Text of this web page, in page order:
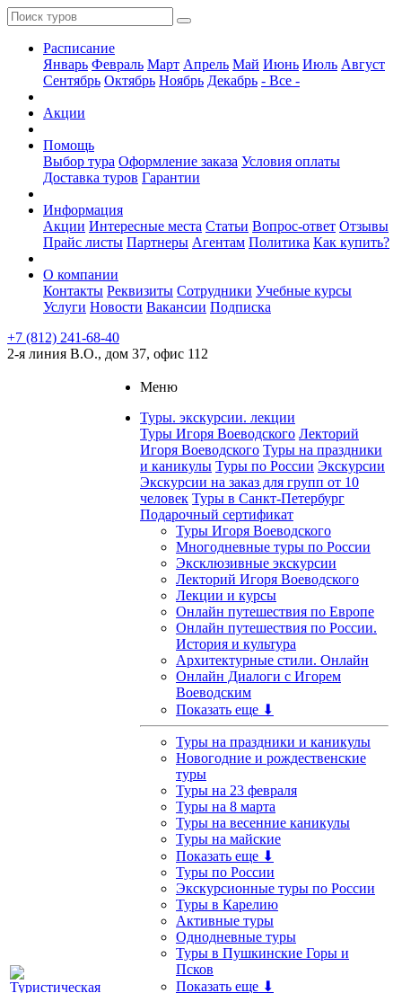
Расписание
Январь Февраль Март Апрель Май Июнь Июль Август
Сентябрь Октябрь Ноябрь Декабрь - Все -
Акции
Помощь
Выбор тура Оформление заказа Условия оплаты
Доставка туров Гарантии
Информация
Акции Интересные места Статьи Вопрос-ответ Отзывы
Прайс листы Партнеры Агентам Политика Как купить?
О компании
Контакты Реквизиты Сотрудники Учебные курсы
Услуги Новости Вакансии Подписка
+7 (812) 241-68-40
2-я линия В.О., дом 37, офис 112
Меню
Туры. экскурсии. лекции
Туры Игоря Воеводского Лекторий
Игоря Воеводского Туры на праздники
и каникулы Туры по России Экскурсии
Экскурсии на заказ для групп от 10
человек Туры в Санкт-Петербург
Подарочный сертификат
Туры Игоря Воеводского
Многодневные туры по России
Эксклюзивные экскурсии
Лекторий Игоря Воеводского
Лекции и курсы
Онлайн путешествия по Европе
Онлайн путешествия по России.
История и культура
Архитектурные стили. Онлайн
Онлайн Диалоги с Игорем
Воеводским
Показать еще ⬇
Туры на праздники и каникулы
Новогодние и рождественские
туры
Туры на 23 февраля
Туры на 8 марта
Туры на весенние каникулы
Туры на майские
Показать еще ⬇
Туры по России
Экскурсионные туры по России
Туры в Карелию
Активные туры
Однодневные туры
Туры в Пушкинские Горы и
Псков
Показать еще ⬇